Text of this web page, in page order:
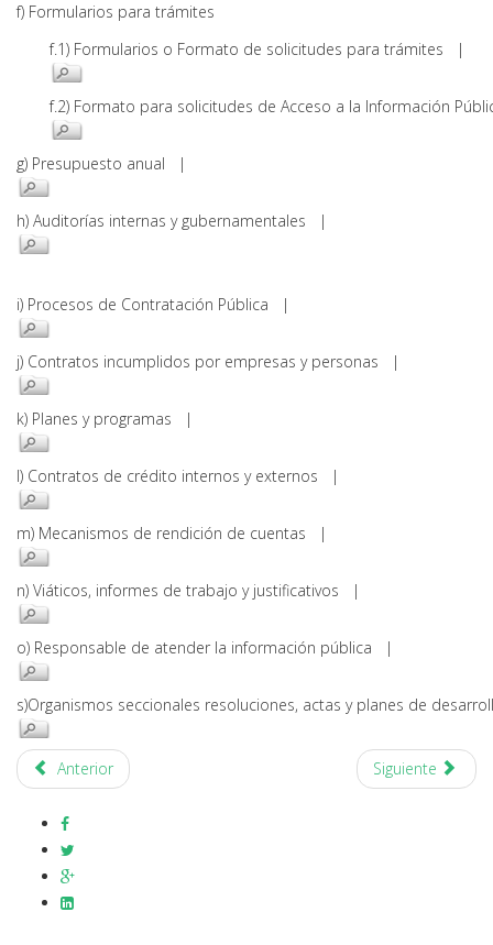
f) Formularios para trámites
f.1) Formularios o Formato de solicitudes para trámites |
f.2) Formato para solicitudes de Acceso a la Información
g) Presupuesto anual |
h) Auditorías internas y gubernamentales |
i) Procesos de Contratación Pública |
j) Contratos incumplidos por empresas y personas |
k) Planes y programas |
l) Contratos de crédito internos y externos |
m) Mecanismos de rendición de cuentas |
n) Viáticos, informes de trabajo y justificativos |
o) Responsable de atender la información pública |
s)Organismos seccionales resoluciones, actas y planes de
Anterior Siguiente